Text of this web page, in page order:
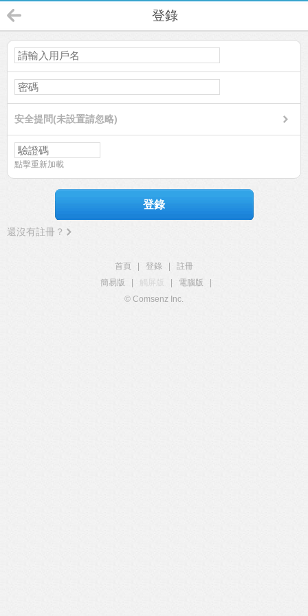
登錄
安全提問(未設置請忽略)
點擊重新加載
登錄
還沒有註冊？
首頁 登錄
註冊
簡易版
觸屏版 電腦版
© Comsenz Inc.